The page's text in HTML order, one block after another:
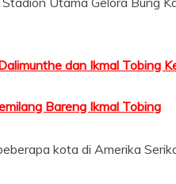
dan Ikmal Tobing
Bareng Ikmal Tobing
kota di Amerika